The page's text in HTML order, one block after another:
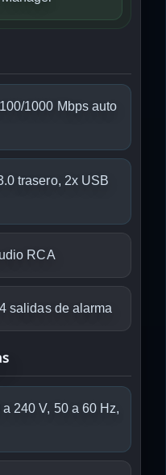
1000 Mbps auto
trasero, 2x USB
RCA
salidas de alarma
240 V, 50 a 60 Hz,